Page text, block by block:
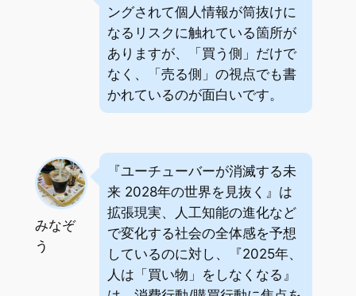
ングされて個人情報が筒抜けに
なるリスクに触れている箇所が
ありますが、「買う側」だけで
なく、「売る側」の視点でも書
かれているのが面白いです。
みなぞ
う
『ユーチューバーが消滅する未
来 2028年の世界を見抜く』は
拡張現実、人工知能の進化など
で変化する社会の全体感を予想
しているのに対し、『2025年、
人は「買い物」をしなくなる』